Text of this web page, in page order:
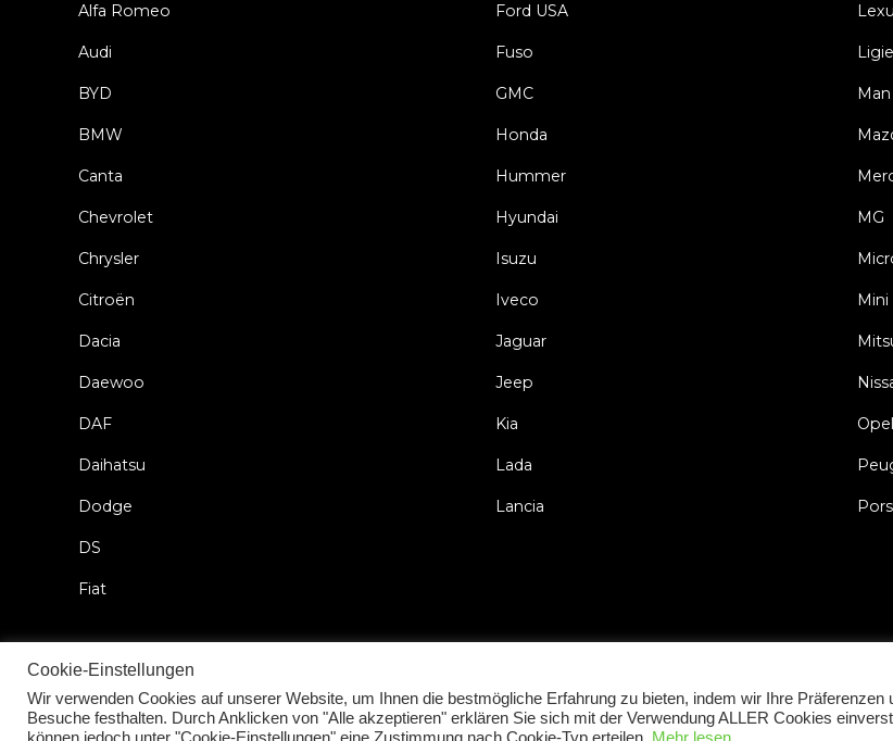
Alfa Romeo
Audi
BYD
BMW
Canta
Chevrolet
Chrysler
Citroën
Dacia
Daewoo
DAF
Daihatsu
Dodge
DS
Fiat
Ford USA
Fuso
GMC
Honda
Hummer
Hyundai
Isuzu
Iveco
Jaguar
Jeep
Kia
Lada
Lancia
Man
MG
Mini
Opel
2026 © Car Lock Systems
Cookie-Einstellungen
Wir verwenden Cookies auf unserer Website, um Ihnen die bestmögliche Erfahrung zu bieten, indem wir Ihre Präferenzen
Besuche festhalten. Durch Anklicken von "Alle akzeptieren" erklären Sie sich mit der Verwendung ALLER Cookies